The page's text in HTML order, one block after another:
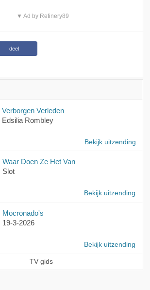
▼ Ad by Refinery89
deel
Verborgen Verleden
Edsilia Rombley
Bekijk uitzending
Waar Doen Ze Het Van
Slot
Bekijk uitzending
Mocronado's
19-3-2026
Bekijk uitzending
TV gids